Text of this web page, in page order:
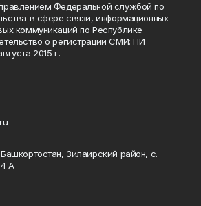
Федеральной службой по
в сфере связи, информационных
коммуникаций по Республике
о регистрации СМИ: ПИ
2015 г.
Зилаирский район, с.
А